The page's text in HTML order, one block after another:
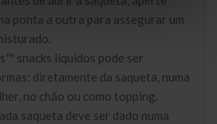
ponta a outra para assegurar um
snacks líquidos pode ser
diretamente da saqueta, numa
no chão ou como topping.
saqueta deve ser dado numa